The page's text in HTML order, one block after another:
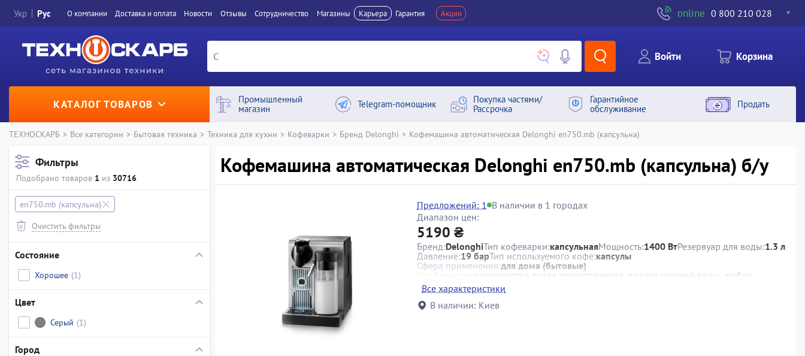
Укр Рус О компании Доставка и оплата Новости Отзывы Сотрудничество Магазины Карьера Гарантия Акции online 0 800 210 028
Войти Корзина
КАТАЛОГ ТОВАРОВ
Промышленный
магазин
Telegram-помощник
Покупка частями/
Рассрочка
Гарантийное
обслуживание
Продать
ТЕХНОСКАРБ > Все категории > Бытовая техника > Техника для кухни > Кофеварки > Бренд Delonghi > Кофемашина автоматическая Delonghi en750.mb (капсульна)
Фильтры
Подобрано товаров 1 из 30716
en750.mb (капсульна)
Очистить фильтры
Состояние
Хорошее (1)
Цвет
Серый (1)
Город
Кофемашина автоматическая Delonghi en750.mb (капсульна) б/у
Предложений: 1 В наличии в 1 городах
Диапазон цен:
5190 ₴
Бренд:DelonghiТип кофеварки:капсульнаяМощность:1400 ВтРезервуар для воды:1.3 л
Давление:19 барТип используемого кофе:капсулы
Сфера применения:для дома (бытовые)
самоочистка после приготовления, подача горячей воды , выбор
объема порции, дренажный отсек для капель, возможность
программирования
Все характеристики
В наличии: Киев